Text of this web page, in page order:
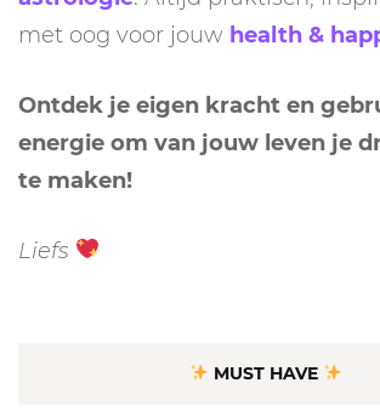
met oog voor jouw health &
Ontdek je eigen kracht en
energie om van jouw leven je
te maken!
Liefs
MUST HAVE